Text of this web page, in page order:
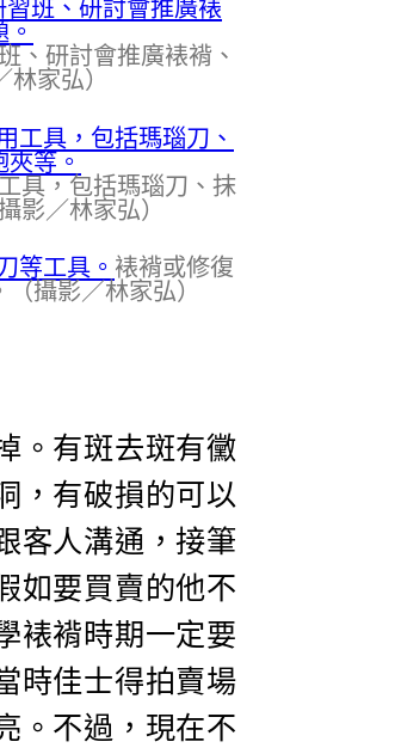
、研討會推廣裱褙、
家弘）
具，包括瑪瑙刀、抹
影／林家弘）
裱褙或修復
攝影／林家弘）
。有斑去斑有黴
，有破損的可以
客人溝通，接筆
如要買賣的他不
裱褙時期一定要
時佳士得拍賣場
。不過，現在不